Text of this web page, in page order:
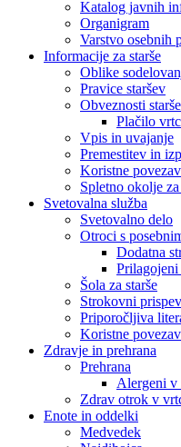
Katalog javnih
Organigram
Varstvo osebnih
Informacije za starše
Oblike
Pravice staršev
Obveznosti
Plačilo
Vpis in uvajanje
Premestitev in
Koristne
Spletno okolje za
Svetovalna služba
Svetovalno delo
Otroci s
Dodatna
Šola za starše
Strokovni
Priporočljiva
Koristne
Zdravje in prehrana
Prehrana
Alergeni
Zdrav otrok v
Enote in oddelki
Medvedek